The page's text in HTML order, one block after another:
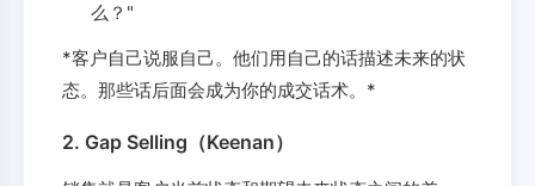
么？"
*客户自己说服自己。他们用自己的话描述未来的状
态。那些话后面会成为你的成交话术。*
2. Gap Selling（Keenan）